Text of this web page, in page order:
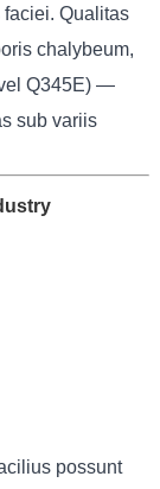
Qualitas
chalybeum,
Q345E) —
sub variis
possunt